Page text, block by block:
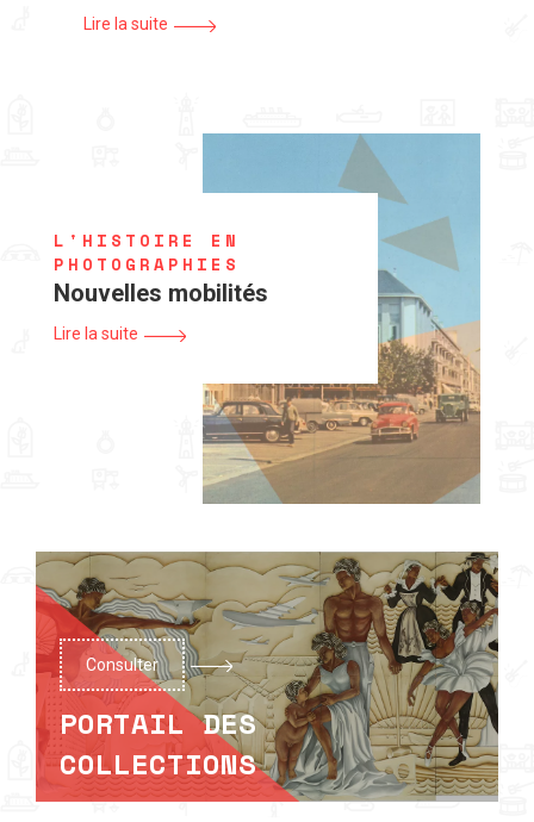
Lire la suite
L'HISTOIRE EN
PHOTOGRAPHIES
Nouvelles mobilités
Lire la suite
Consulter
PORTAIL DES
COLLECTIONS